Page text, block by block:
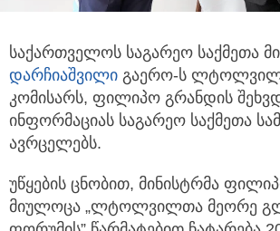
საქართველოს საგარეო საქმეთა
დარჩიაშვილი გაერო-ს
კომისარს, ფილიპო გრანდის
ინფორმაციას საგარეო საქმეთა
ავრცელებს.
უწყების ცნობით, მინისტრმა
მიულოცა „ლტოლვილთა მეორე